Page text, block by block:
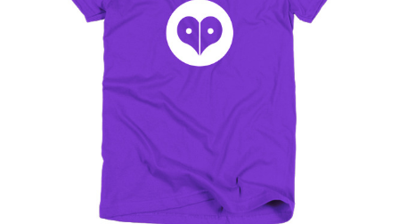
können
auf
Produktseite
gewählt
werden